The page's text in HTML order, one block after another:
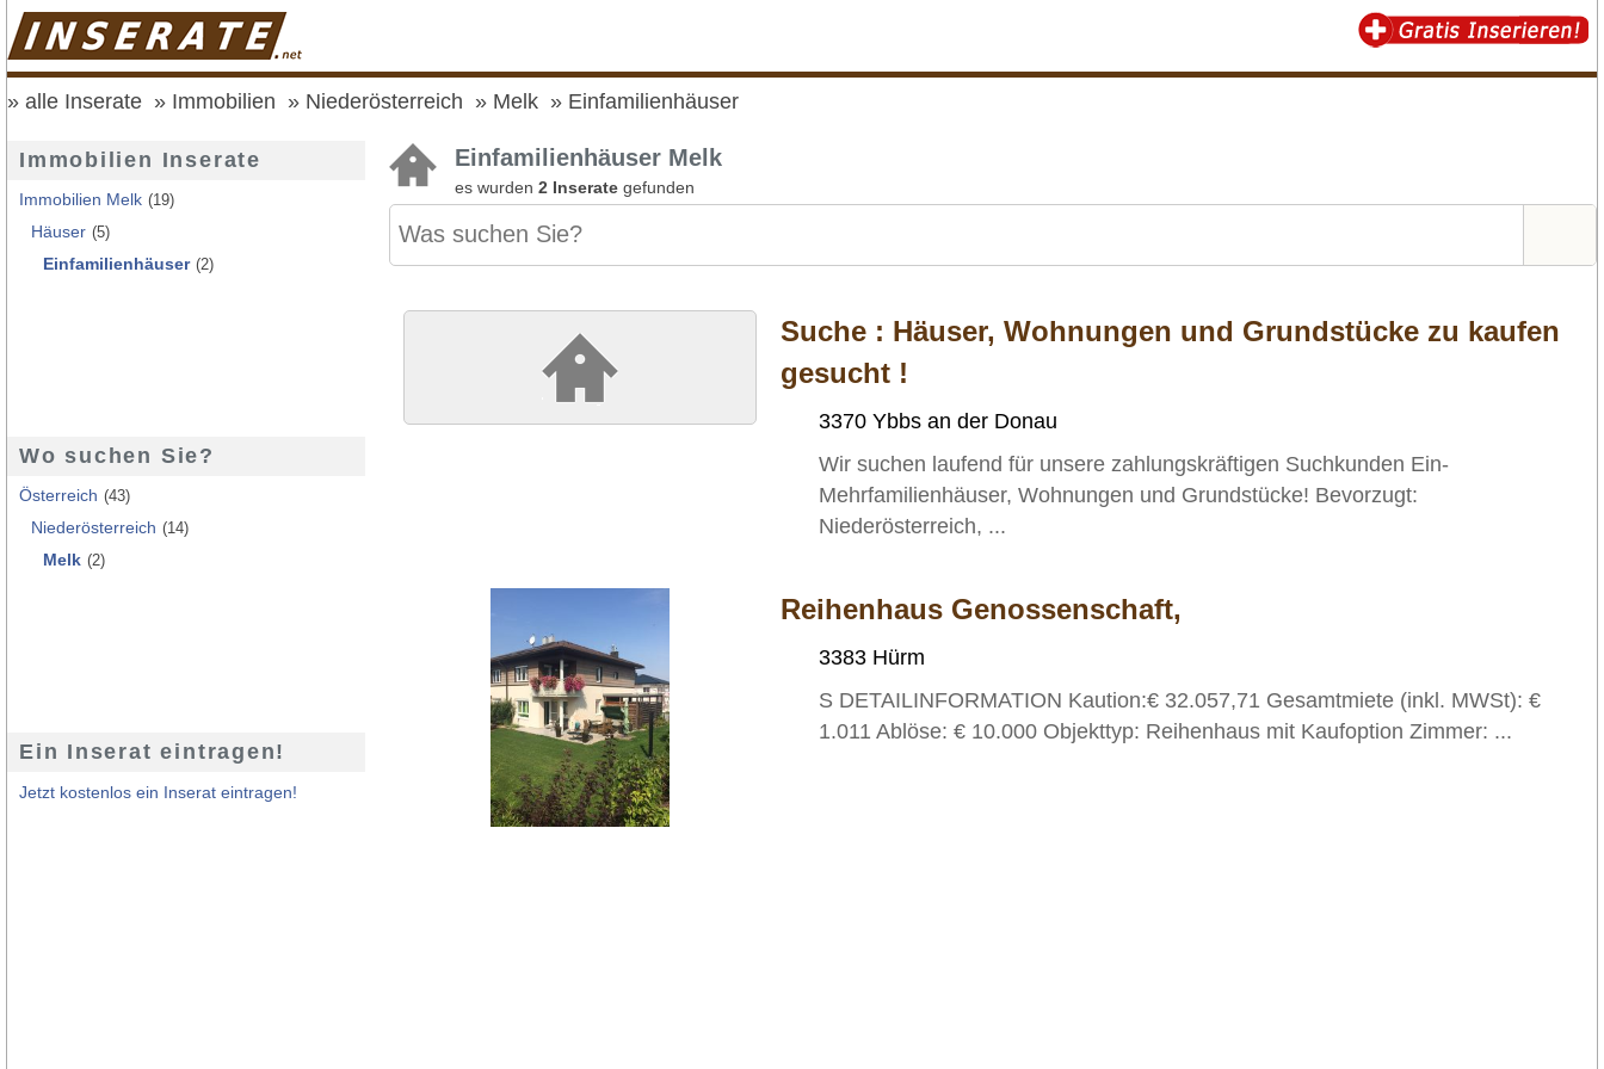
alle Inserate Immobilien Niederösterreich Melk Einfamilienhäuser
Einfamilienhäuser Melk
es wurden 2 Inserate gefunden
Suche : Häuser, Wohnungen und Grundstücke zu kaufen
gesucht !
3370 Ybbs an der Donau
Wir suchen laufend für unsere zahlungskräftigen Suchkunden Ein-
Mehrfamilienhäuser, Wohnungen und Grundstücke! Bevorzugt:
Niederösterreich, ...
Reihenhaus Genossenschaft,
3383 Hürm
S DETAILINFORMATION Kaution:€ 32.057,71 Gesamtmiete (inkl. MWSt): €
1.011 Ablöse: € 10.000 Objekttyp: Reihenhaus mit Kaufoption Zimmer: ...
Immobilien Inserate
Immobilien Melk (19)
Häuser (5)
Einfamilienhäuser (2)
Wo suchen Sie?
Österreich (43)
Niederösterreich (14)
Melk (2)
Ein Inserat eintragen!
Jetzt kostenlos ein Inserat eintragen!